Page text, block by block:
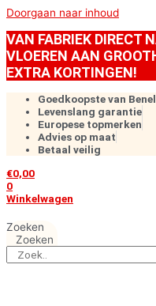
Doorgaan naar inhoud
VAN FABRIEK DIRECT
VLOEREN AAN
EXTRA KORTINGEN!
Goedkoopste van
Levenslang garantie
Europese topmerken
Advies op maat
Betaal veilig
€0,00
0
Winkelwagen
Zoeken
Zoeken